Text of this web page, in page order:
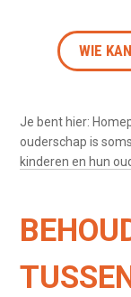
WIE
Je bent hier:
ouderschap is
kinderen en hun